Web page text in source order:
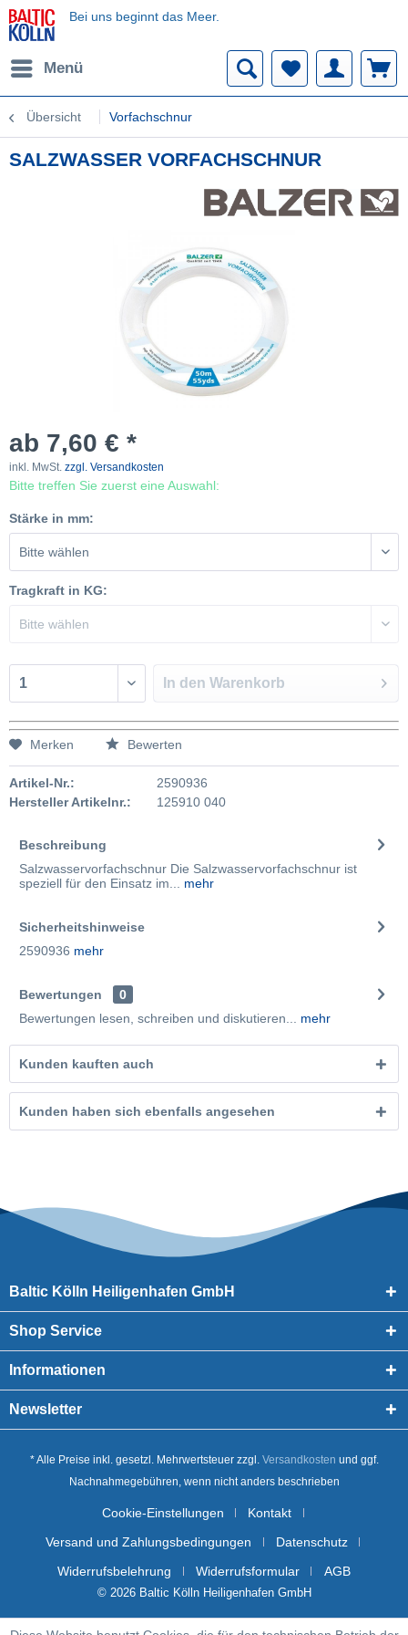
Bei uns beginnt das Meer.
Menü
Übersicht Vorfachschnur
SALZWASSER VORFACHSCHNUR
ab 7,60 € *
inkl. MwSt. zzgl. Versandkosten
Bitte treffen Sie zuerst eine Auswahl:
Stärke in mm:
Tragkraft in KG:
In den Warenkorb
Merken Bewerten
Artikel-Nr.:
2590936
Hersteller Artikelnr.:
125910 040
Beschreibung
Salzwasservorfachschnur Die Salzwasservorfachschnur ist
speziell für den Einsatz im...
mehr
Sicherheitshinweise
2590936 mehr
Bewertungen
0
Bewertungen lesen, schreiben und diskutieren...
mehr
Kunden kauften auch
Kunden haben sich ebenfalls angesehen
Baltic Kölln Heiligenhafen GmbH
Shop Service
Informationen
Newsletter
* Alle Preise inkl. gesetzl. Mehrwertsteuer zzgl. Versandkosten und ggf.
Nachnahmegebühren, wenn nicht anders beschrieben
Cookie-Einstellungen
Kontakt
Versand und Zahlungsbedingungen
Datenschutz
Widerrufsbelehrung
Widerrufsformular AGB
© 2026 Baltic Kölln Heiligenhafen GmbH